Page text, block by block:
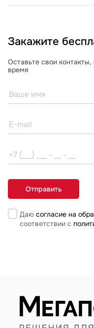
Закажите
Оставьте свои
время
Даю согласие на
соответствии с